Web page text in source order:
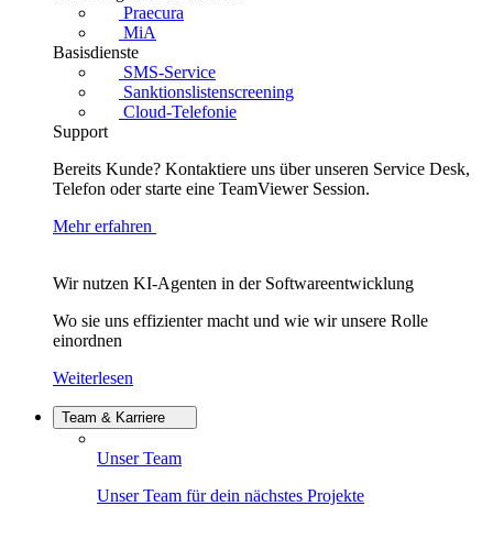
Praecura
MiA
Basisdienste
SMS-Service
Sanktionslistenscreening
Cloud-Telefonie
Support
Bereits Kunde? Kontaktiere uns über unseren Service Desk,
Telefon oder starte eine TeamViewer Session.
Mehr erfahren
Wir nutzen KI-Agenten in der Softwareentwicklung
Wo sie uns effizienter macht und wie wir unsere Rolle
einordnen
Weiterlesen
Team & Karriere
Unser Team
Unser Team für dein nächstes Projekte